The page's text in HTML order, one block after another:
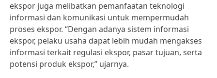
ekspor juga melibatkan pemanfaatan teknologi
informasi dan komunikasi untuk mempermudah
proses ekspor. “Dengan adanya sistem informasi
ekspor, pelaku usaha dapat lebih mudah mengakses
informasi terkait regulasi ekspor, pasar tujuan, serta
potensi produk ekspor,” ujarnya.